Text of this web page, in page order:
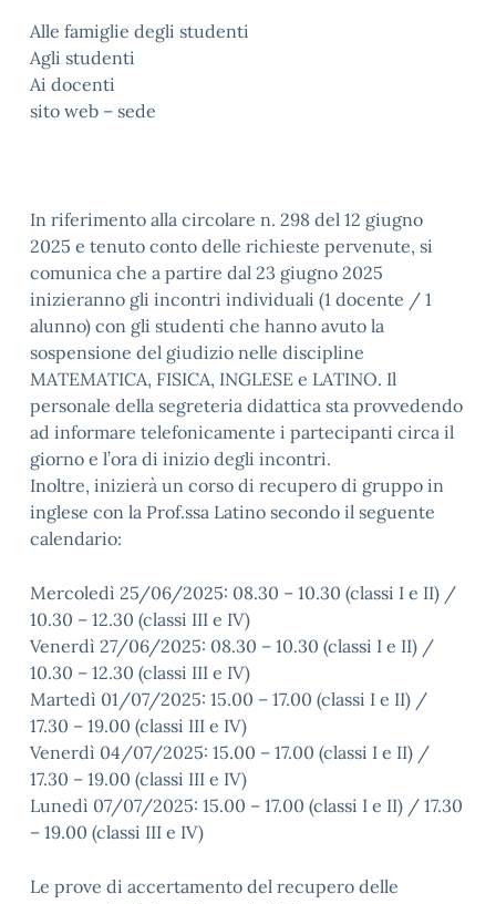
Alle famiglie degli studenti
Agli studenti
Ai docenti
sito web – sede
In riferimento alla circolare n. 298 del 12 giugno
2025 e tenuto conto delle richieste pervenute, si
comunica che a partire dal 23 giugno 2025
inizieranno gli incontri individuali (1 docente / 1
alunno) con gli studenti che hanno avuto la
sospensione del giudizio nelle discipline
MATEMATICA, FISICA, INGLESE e LATINO. Il
personale della segreteria didattica sta provvedendo
ad informare telefonicamente i partecipanti circa il
giorno e l’ora di inizio degli incontri.
Inoltre, inizierà un corso di recupero di gruppo in
inglese con la Prof.ssa Latino secondo il seguente
calendario:
Mercoledì 25/06/2025: 08.30 – 10.30 (classi I e II) /
10.30 – 12.30 (classi III e IV)
Venerdì 27/06/2025: 08.30 – 10.30 (classi I e II) /
10.30 – 12.30 (classi III e IV)
Martedì 01/07/2025: 15.00 – 17.00 (classi I e II) /
17.30 – 19.00 (classi III e IV)
Venerdì 04/07/2025: 15.00 – 17.00 (classi I e II) /
17.30 – 19.00 (classi III e IV)
Lunedì 07/07/2025: 15.00 – 17.00 (classi I e II) / 17.30
– 19.00 (classi III e IV)
Le prove di accertamento del recupero delle